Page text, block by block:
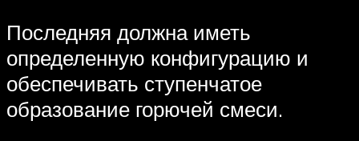
Последняя должна иметь
определенную конфигурацию и
обеспечивать ступенчатое
образование горючей смеси.